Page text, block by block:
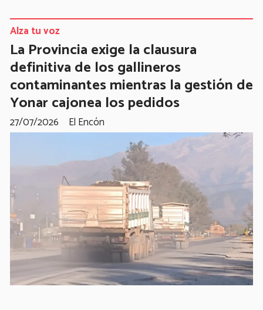
La Provincia exige la clausura
definitiva de los gallineros
contaminantes mientras la gestión de
Yonar cajonea los pedidos
El Encón
Alza tu voz
27/07/2026